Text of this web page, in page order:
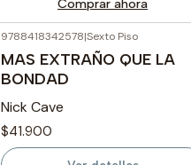
Comprar ahora
Agotado
9788418342578|Sexto Piso
MAS EXTRAÑO QUE LA
BONDAD
Nick Cave
$41.900